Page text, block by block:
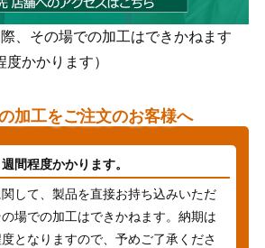
、その場での加工はできかねます
度かかります）
加工をご注文のお客様へ
間程度かかります。
して、製品を直接お持ち込みいただ
場での加工はできかねます。納期は
となりますので、予めご了承くださ